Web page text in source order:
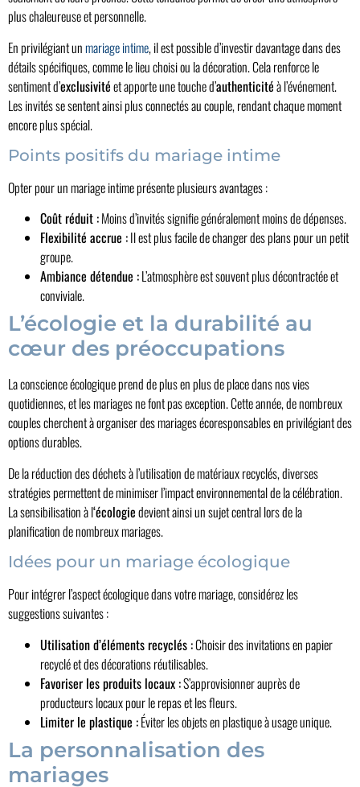
plus chaleureuse et personnelle.
En privilégiant unmariage intime, il est possible d’investir davantage dans des
détails spécifiques, comme le lieu choisi ou la décoration. Cela renforce le
sentiment d’exclusivitéet apporte une touche d’authenticitéà l’événement.
Les invités se sentent ainsi plus connectés au couple, rendant chaque moment
encore plus spécial.
Points positifs du mariage intime
Opter pour un mariage intime présente plusieurs avantages :
Coût réduit :Moins d’invités signifie généralement moins de dépenses.
Flexibilité accrue :Il est plus facile de changer des plans pour un petit
groupe.
Ambiance détendue :L’atmosphère est souvent plus décontractée et
conviviale.
L’écologie et la durabilité au
cœur des préoccupations
La conscience écologique prend de plus en plus de place dans nos vies
quotidiennes, et les mariages ne font pas exception. Cette année, de nombreux
couples cherchent à organiser des mariages écoresponsables en privilégiant des
options durables.
De la réduction des déchets à l’utilisation de matériaux recyclés, diverses
stratégies permettent de minimiser l’impact environnemental de la célébration.
La sensibilisation à l‘écologiedevient ainsi un sujet central lors de la
planification de nombreux mariages.
Idées pour un mariage écologique
Pour intégrer l’aspect écologique dans votre mariage, considérez les
suggestions suivantes :
Utilisation d’éléments recyclés :Choisir des invitations en papier
recyclé et des décorations réutilisables.
Favoriser les produits locaux :S’approvisionner auprès de
producteurs locaux pour le repas et les fleurs.
Limiter le plastique :Éviter les objets en plastique à usage unique.
La personnalisation des
mariages